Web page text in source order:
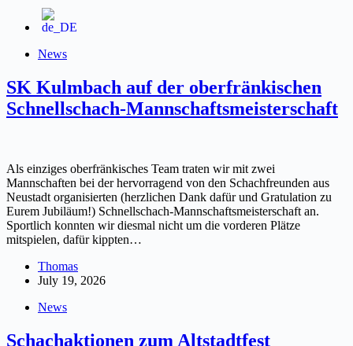
News
SK Kulmbach auf der oberfränkischen
Schnellschach-Mannschaftsmeisterschaft
Als einziges oberfränkisches Team traten wir mit zwei
Mannschaften bei der hervorragend von den Schachfreunden aus
Neustadt organisierten (herzlichen Dank dafür und Gratulation zu
Eurem Jubiläum!) Schnellschach-Mannschaftsmeisterschaft an.
Sportlich konnten wir diesmal nicht um die vorderen Plätze
mitspielen, dafür kippten…
Thomas
July 19, 2026
News
Schachaktionen zum Altstadtfest